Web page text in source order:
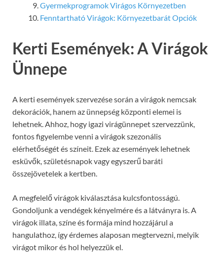
Gyermekprogramok Virágos Környezetben
Fenntartható Virágok: Környezetbarát Opciók
Kerti Események: A Virágok
Ünnepe
A kerti események szervezése során a virágok nemcsak
dekorációk, hanem az ünnepség központi elemei is
lehetnek. Ahhoz, hogy igazi virágünnepet szervezzünk,
fontos figyelembe venni a virágok szezonális
elérhetőségét és színeit. Ezek az események lehetnek
esküvők, születésnapok vagy egyszerű baráti
összejövetelek a kertben.
A megfelelő virágok kiválasztása kulcsfontosságú.
Gondoljunk a vendégek kényelmére és a látványra is. A
virágok illata, színe és formája mind hozzájárul a
hangulathoz, így érdemes alaposan megtervezni, melyik
virágot mikor és hol helyezzük el.